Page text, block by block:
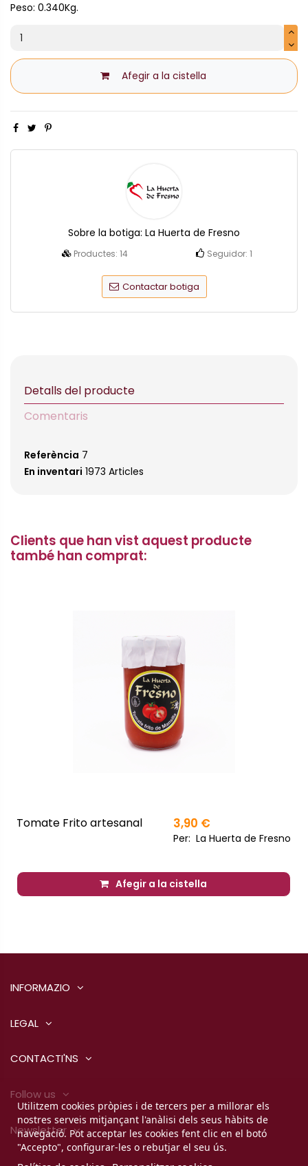
Peso: 0.340Kg.
Afegir a la cistella
Sobre la botiga: La Huerta de Fresno
Productes: 14 Seguidor: 1
Contactar botiga
Detalls del producte
Comentaris
Referència 7
En inventari 1973 Articles
Clients que han vist aquest producte
també han comprat:
Tomate Frito artesanal 3,90 €
Per: La Huerta de Fresno
Afegir a la cistella
INFORMAZIO
LEGAL
CONTACTI'NS
Utilitzem cookies pròpies i de tercers per a millorar els
nostres serveis mitjançant l'anàlisi dels seus hàbits de
navegació. Pot acceptar les cookies fent clic en el botó
"Accepto", configurar-les o rebutjar el seu ús.
Follow us
Newsletter